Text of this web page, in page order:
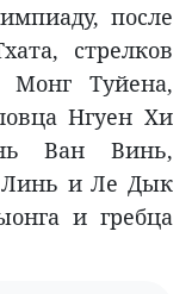
после
стрелков
Туйена,
Нгуен Хи
Ван Винь,
Линь и Ле Дык
и гребца